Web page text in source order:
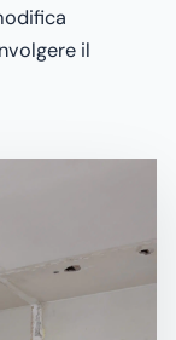
il